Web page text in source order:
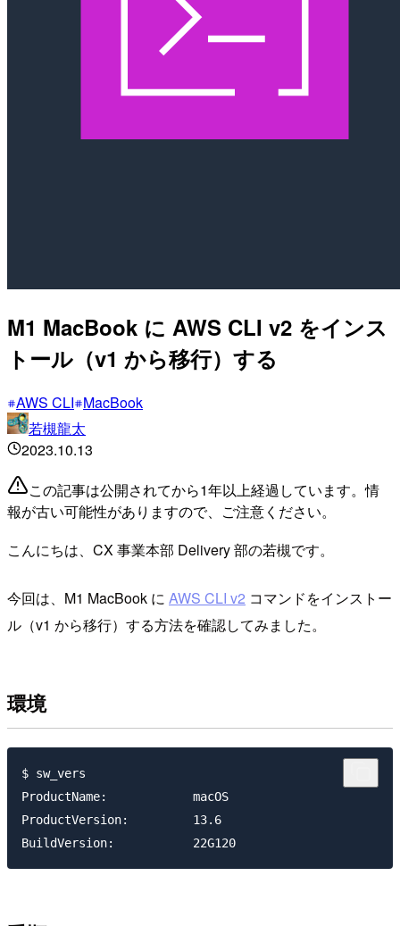
M1 MacBook に AWS CLI v2 をインス
トール（v1 から移行）する
AWS CLI MacBook
若槻龍太
2023.10.13
この記事は公開されてから1年以上経過しています。情
報が古い可能性がありますので、ご注意ください。
こんにちは、CX 事業本部 Delivery 部の若槻です。
今回は、M1 MacBook に AWS CLI v2 コマンドをインストー
ル（v1 から移行）する方法を確認してみました。
環境
$ sw_vers
ProductName:		macOS
ProductVersion:		13.6